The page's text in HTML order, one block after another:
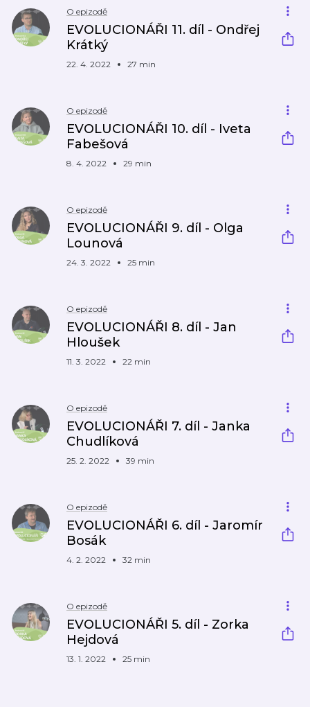
O epizodě
EVOLUCIONÁŘI 11. díl - Ondřej
Krátký
22. 4. 2022 27 min
O epizodě
EVOLUCIONÁŘI 10. díl - Iveta
Fabešová
8. 4. 2022 29 min
O epizodě
EVOLUCIONÁŘI 9. díl - Olga
Lounová
24. 3. 2022 25 min
O epizodě
EVOLUCIONÁŘI 8. díl - Jan
Hloušek
11. 3. 2022 22 min
O epizodě
EVOLUCIONÁŘI 7. díl - Janka
Chudlíková
25. 2. 2022 39 min
O epizodě
EVOLUCIONÁŘI 6. díl - Jaromír
Bosák
4. 2. 2022 32 min
O epizodě
EVOLUCIONÁŘI 5. díl - Zorka
Hejdová
13. 1. 2022 25 min